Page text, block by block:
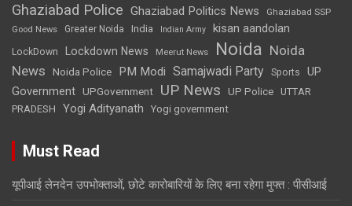
Ghaziabad Police Ghaziabad Politics News Ghaziabad SSP
Good News Greater Noida India Indian Army kisan aandolan
LockDown Lockdown News Meerut News Noida Noida
News
Noida Police PM Modi Samajwadi Party Sports
UP
Government UPGovernment UP News UP Police
UTTAR
PRADESH
Yogi Adityanath Yogi government
Must Read
यूपीआई लेनदेन उपभोक्ताओं, छोटे कारोबारियों के लिए बना रहेगा मुफ्त : पीसीआई